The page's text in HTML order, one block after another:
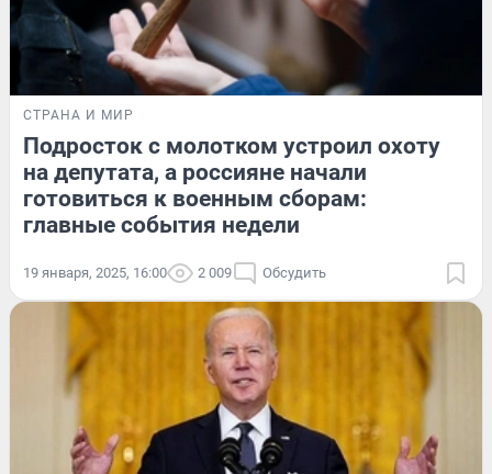
СТРАНА И МИР
Подросток с молотком устроил охоту
на депутата, а россияне начали
готовиться к военным сборам:
главные события недели
19 января, 2025, 16:00 2 009 Обсудить